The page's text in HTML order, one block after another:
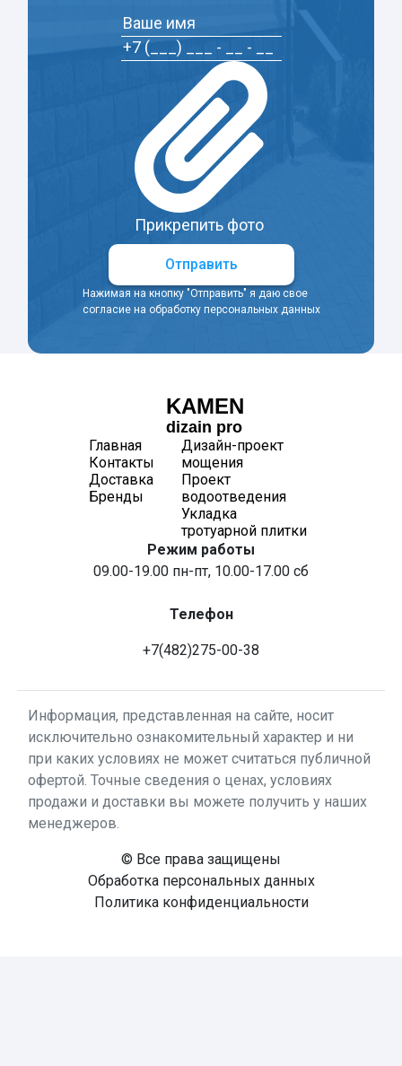
Прикрепить фото
Отправить
Нажимая на кнопку "Отправить" я даю свое
согласие на обработку персональных данных
KAMEN
dizain pro
Главная
Контакты
Доставка
Бренды
Дизайн-проект
мощения
Проект
водоотведения
Укладка
тротуарной плитки
Режим работы
09.00-19.00 пн-пт, 10.00-17.00 сб
Телефон
+7(482)275-00-38
Информация, представленная на сайте, носит
исключительно ознакомительный характер и ни
при каких условиях не может считаться публичной
офертой. Точные сведения о ценах, условиях
продажи и доставки вы можете получить у наших
менеджеров.
© Все права защищены
Обработка персональных данных
Политика конфиденциальности